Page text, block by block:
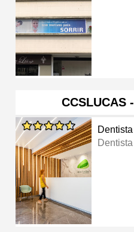
CCSLUCAS
Dentista
Dentista